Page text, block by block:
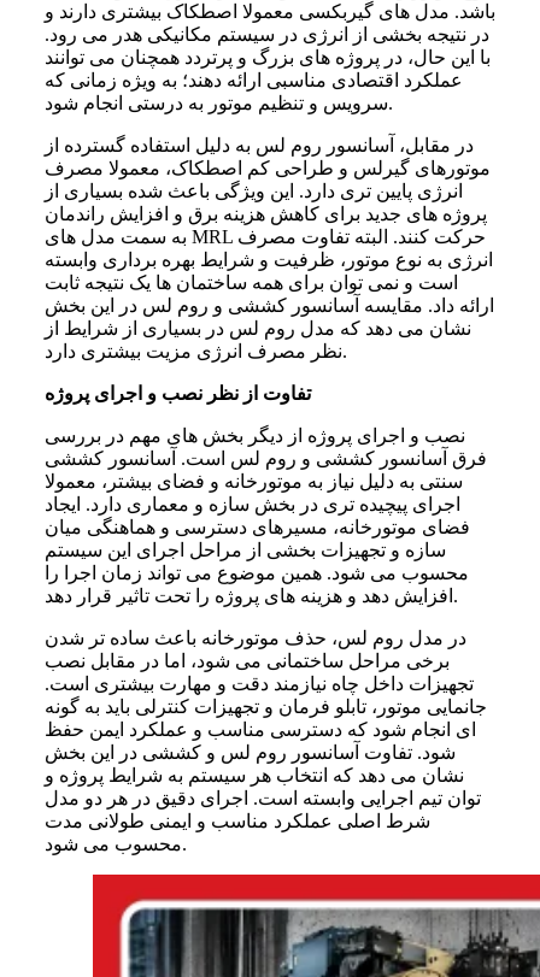
باشد. مدل های گیربکسی معمولا اصطکاک بیشتری دارند و
در نتیجه بخشی از انرژی در سیستم مکانیکی هدر می رود.
با این حال، در پروژه های بزرگ و پرتردد همچنان می توانند
عملکرد اقتصادی مناسبی ارائه دهند؛ به ویژه زمانی که
سرویس و تنظیم موتور به درستی انجام شود.
در مقابل، آسانسور روم لس به دلیل استفاده گسترده از
موتورهای گیرلس و طراحی کم اصطکاک، معمولا مصرف
انرژی پایین تری دارد. این ویژگی باعث شده بسیاری از
پروژه های جدید برای کاهش هزینه برق و افزایش راندمان
به سمت مدل های MRL حرکت کنند. البته تفاوت مصرف
انرژی به نوع موتور، ظرفیت و شرایط بهره برداری وابسته
است و نمی توان برای همه ساختمان ها یک نتیجه ثابت
ارائه داد. مقایسه آسانسور کششی و روم لس در این بخش
نشان می دهد که مدل روم لس در بسیاری از شرایط از
نظر مصرف انرژی مزیت بیشتری دارد.
تفاوت از نظر نصب و اجرای پروژه
نصب و اجرای پروژه از دیگر بخش های مهم در بررسی
فرق آسانسور کششی و روم لس است. آسانسور کششی
سنتی به دلیل نیاز به موتورخانه و فضای بیشتر، معمولا
اجرای پیچیده تری در بخش سازه و معماری دارد. ایجاد
فضای موتورخانه، مسیرهای دسترسی و هماهنگی میان
سازه و تجهیزات بخشی از مراحل اجرای این سیستم
محسوب می شود. همین موضوع می تواند زمان اجرا را
افزایش دهد و هزینه های پروژه را تحت تاثیر قرار دهد.
در مدل روم لس، حذف موتورخانه باعث ساده تر شدن
برخی مراحل ساختمانی می شود، اما در مقابل نصب
تجهیزات داخل چاه نیازمند دقت و مهارت بیشتری است.
جانمایی موتور، تابلو فرمان و تجهیزات کنترلی باید به گونه
ای انجام شود که دسترسی مناسب و عملکرد ایمن حفظ
شود. تفاوت آسانسور روم لس و کششی در این بخش
نشان می دهد که انتخاب هر سیستم به شرایط پروژه و
توان تیم اجرایی وابسته است. اجرای دقیق در هر دو مدل
شرط اصلی عملکرد مناسب و ایمنی طولانی مدت
محسوب می شود.